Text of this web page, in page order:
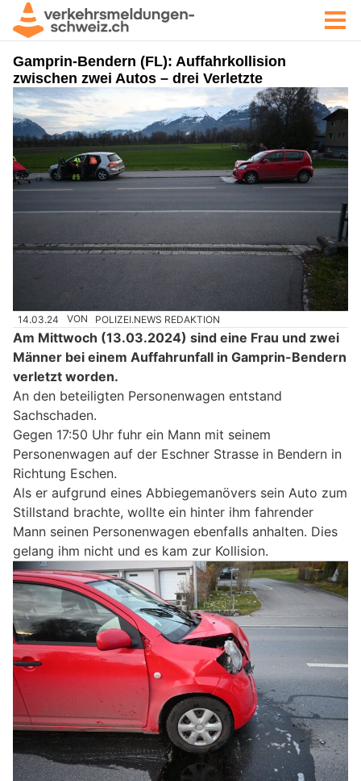
Gamprin-Bendern (FL): Auffahrkollision
zwischen zwei Autos – drei Verletzte
14.03.24 VON POLIZEI.NEWS REDAKTION
Am Mittwoch (13.03.2024) sind eine Frau und zwei
Männer bei einem Auffahrunfall in Gamprin-Bendern
verletzt worden.
An den beteiligten Personenwagen entstand
Sachschaden.
Gegen 17:50 Uhr fuhr ein Mann mit seinem
Personenwagen auf der Eschner Strasse in Bendern in
Richtung Eschen.
Als er aufgrund eines Abbiegemanövers sein Auto zum
Stillstand brachte, wollte ein hinter ihm fahrender
Mann seinen Personenwagen ebenfalls anhalten. Dies
gelang ihm nicht und es kam zur Kollision.